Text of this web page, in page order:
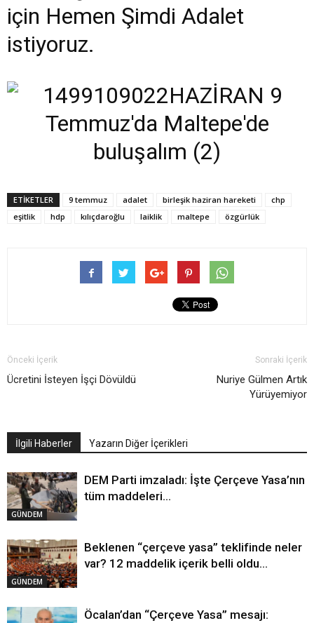
için Hemen Şimdi Adalet
istiyoruz.
ETIKETLER 9 temmuz adalet birleşik haziran hareketi
chp
eşitlik
hdp kılıçdaroğlu laiklik maltepe özgürlük
Önceki İçerik
Ücretini İsteyen İşçi Dövüldü
Sonraki İçerik
Nuriye Gülmen Artık
Yürüyemiyor
İlgili Haberler Yazarın Diğer İçerikleri
GÜNDEM
DEM Parti imzaladı: İşte Çerçeve Yasa’nın
tüm maddeleri…
GÜNDEM
Beklenen “çerçeve yasa” teklifinde neler
var? 12 maddelik içerik belli oldu…
Öcalan’dan “Çerçeve Yasa” mesajı: